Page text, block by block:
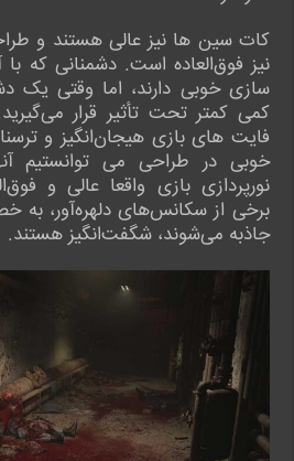
کات سین ها نیز عالی هستند و
نیز فوق‌العاده است. دشمنانی که
سازی خوبی دارند، اما وقتی یک
کمی کمتر تحت تأثیر قرار
فایت های بازی هیجان‌انگیز و
خوبی در طراحی می توانستیم
نورپردازی بازی واقعا عالی و
برخی از سکانس‌های دلهره‌آور،
جاذبه می‌شوند، شگفت‌انگیز هستند.